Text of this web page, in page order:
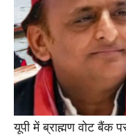
यूपी में ब्राह्मण वोट बैंक